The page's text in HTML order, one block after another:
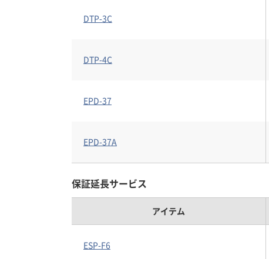
DTP-3C
DTP-4C
EPD-37
EPD-37A
保証延長サービス
アイテム
ESP-F6